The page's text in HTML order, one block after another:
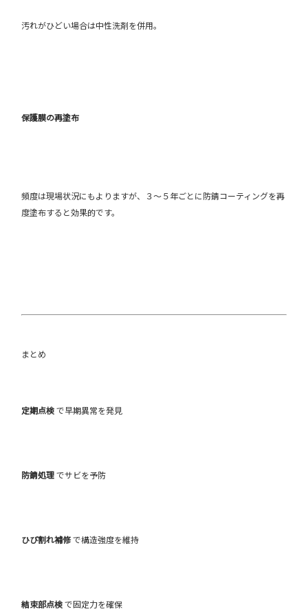
汚れがひどい場合は中性洗剤を併用。
保護膜の再塗布
頻度は現場状況にもよりますが、３〜５年ごとに防錆コーティングを再
度塗布すると効果的です。
まとめ
定期点検で早期異常を発見
防錆処理でサビを予防
ひび割れ補修で構造強度を維持
結束部点検で固定力を確保